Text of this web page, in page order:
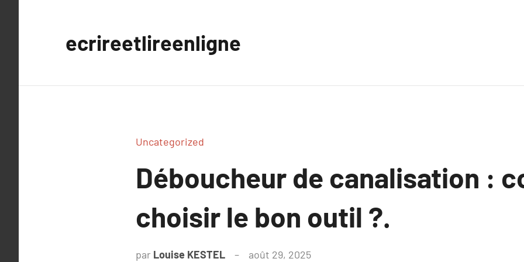
ecrireetlireenligne
Uncategorized
Déboucheur de canalisation :
choisir le bon outil ?.
par Louise KESTEL août 29, 2025